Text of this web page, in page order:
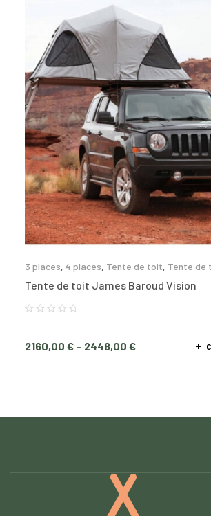
3 places, 4 places, Tente de toit, Tente de
Tente de toit James Baroud Vision
2160,00 € – 2448,00 €